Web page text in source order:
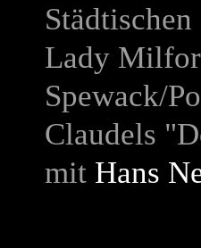
Lady
Spewack/
Claudels
mit Hans